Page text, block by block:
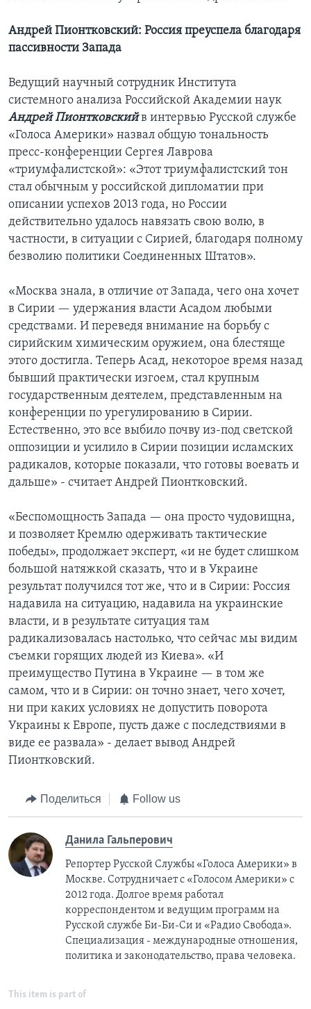
Андрей Пионтковский: Россия преуспела благодаря
пассивности Запада
Ведущий научный сотрудник Института
системного анализа Российской Академии наук
Андрей Пионтковскийв интервью Русской службе
«Голоса Америки» назвал общую тональность
пресс-конференции Сергея Лаврова
«триумфалистской»: «Этот триумфалистский тон
стал обычным у российской дипломатии при
описании успехов 2013 года, но России
действительно удалось навязать свою волю, в
частности, в ситуации с Сирией, благодаря полному
безволию политики Соединенных Штатов».
«Москва знала, в отличие от Запада, чего она хочет
в Сирии — удержания власти Асадом любыми
средствами. И переведя внимание на борьбу с
сирийским химическим оружием, она блестяще
этого достигла. Теперь Асад, некоторое время назад
бывший практически изгоем, стал крупным
государственным деятелем, представленным на
конференции по урегулированию в Сирии.
Естественно, это все выбило почву из-под светской
оппозиции и усилило в Сирии позиции исламских
радикалов, которые показали, что готовы воевать и
дальше» - считает Андрей Пионтковский.
«Беспомощность Запада — она просто чудовищна,
и позволяет Кремлю одерживать тактические
победы», продолжает эксперт, «и не будет слишком
большой натяжкой сказать, что и в Украине
результат получился тот же, что и в Сирии: Россия
надавила на ситуацию, надавила на украинские
власти, и в результате ситуация там
радикализовалась настолько, что сейчас мы видим
съемки горящих людей из Киева». «И
преимущество Путина в Украине — в том же
самом, что и в Сирии: он точно знает, чего хочет,
ни при каких условиях не допустить поворота
Украины к Европе, пусть даже с последствиями в
виде ее развала» - делает вывод Андрей
Пионтковский.
Поделиться Follow us
Данила Гальперович
Репортер Русской Службы «Голоса Америки» в
Москве. Сотрудничает с «Голосом Америки» с
2012 года. Долгое время работал
корреспондентом и ведущим программ на
Русской службе Би-Би-Си и «Радио Свобода».
Специализация - международные отношения,
политика и законодательство, права человека.
This item is part of